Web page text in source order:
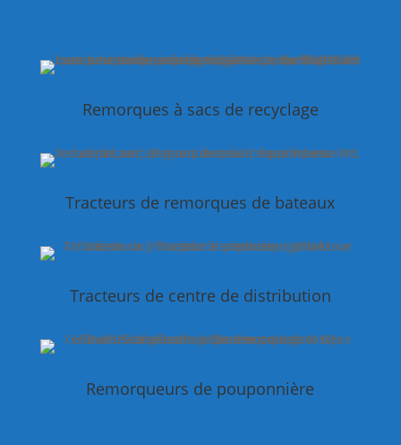
Remorques à sacs de recyclage
Tracteurs de remorques de bateaux
Tracteurs de centre de distribution
Remorqueurs de pouponnière